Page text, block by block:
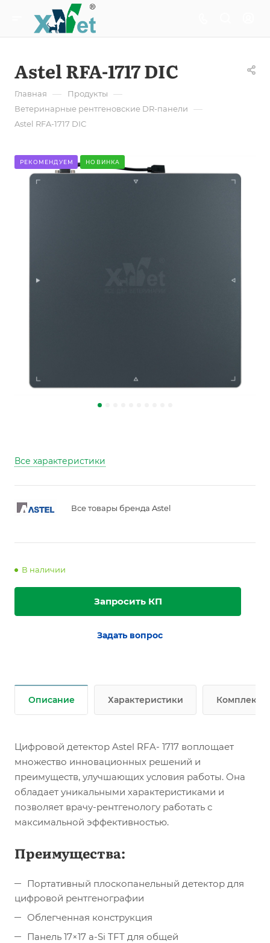
Astel RFA-1717 DIC
Главная — Продукты —
Ветеринарные рентгеновские DR-панели —
Astel RFA-1717 DIC
РЕКОМЕНДУЕМ НОВИНКА
Все характеристики
Все товары бренда Astel
В наличии
Запросить КП
Задать вопрос
Описание Характеристики Комплект
Цифровой детектор Astel RFA- 1717 воплощает
множество инновационных решений и
преимуществ, улучшающих условия работы. Она
обладает уникальными характеристиками и
позволяет врачу-рентгенологу работать с
максимальной эффективностью.
Преимущества:
Портативный плоскопанельный детектор для
цифровой рентгенографии
Облегченная конструкция
Панель 17×17 a-Si TFT для общей